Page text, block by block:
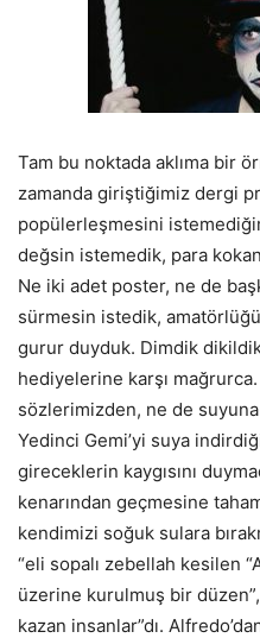
Tam bu noktada aklıma bir
zamanda giriştiğimiz dergi
popülerleşmesini
değsin istemedik, para
Ne iki adet poster, ne de
sürmesin istedik,
gurur duyduk. Dimdik
hediyelerine karşı
sözlerimizden, ne de suyuna
Yedinci Gemi’yi suya
gireceklerin kaygısını
kenarından geçmesine
kendimizi soğuk sulara
“eli sopalı zebellah kesilen
üzerine kurulmuş bir
kazan insanlar”dı.